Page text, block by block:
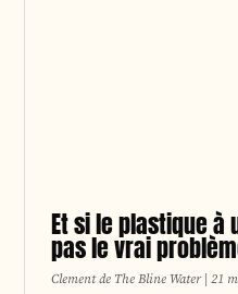
Et si le plastique à
pas le vrai
Clement de The Bline Water 21